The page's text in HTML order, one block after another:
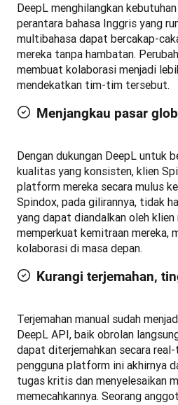
DeepL menghilangkan
perantara bahasa Inggris yang
multibahasa dapat bercakap-
mereka tanpa hambatan.
membuat kolaborasi menjadi
mendekatkan tim-tim tersebut.
Menjangkau pasar
Dengan dukungan DeepL untuk
kualitas yang konsisten, klien
platform mereka secara mulus
Spindox, pada gilirannya, tidak
yang dapat diandalkan oleh
memperkuat kemitraan mereka,
kolaborasi di masa depan.
Kurangi terjemahan,
Terjemahan manual sudah
DeepL API, baik obrolan
dapat diterjemahkan secara
pengguna platform ini akhirnya
tugas kritis dan menyelesaikan
memecahkannya. Seorang